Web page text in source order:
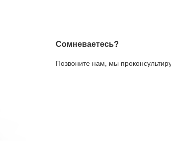
Сомневаетесь?
Позвоните нам, мы